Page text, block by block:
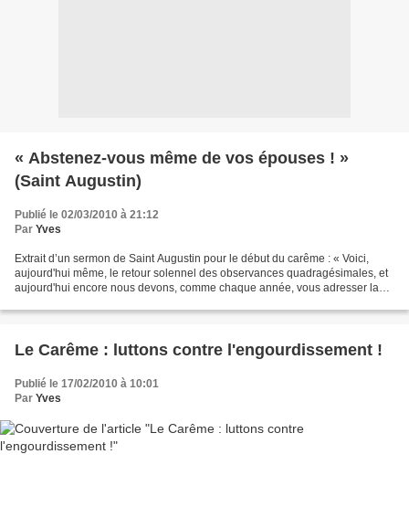
« Abstenez-vous même de vos épouses ! »
(Saint Augustin)
Publié le 02/03/2010 à 21:12
Par Yves
Extrait d’un sermon de Saint Augustin pour le début du carême : « Voici,
aujourd'hui même, le retour solennel des observances quadragésimales, et
aujourd'hui encore nous devons, comme chaque année, vous adresser la
Le Carême : luttons contre l'engourdissement !
Publié le 17/02/2010 à 10:01
Par Yves